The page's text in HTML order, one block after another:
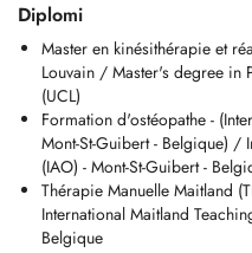
Ostéopathie
Osteopathy
International Academy of
Dorn Therapy
Terre Happy - Cean - France
Différents séminaires en
Different seminars in orthopedic
Ondes de choc (
Diplomi
Master en kinésithérapie et
Louvain / Master's degree in
(UCL)
Formation d'ostéopathe -
Mont-St-Guibert - Belgique) /
(IAO) - Mont-St-Guibert -
Thérapie Manuelle Maitland
International Maitland
Belgique